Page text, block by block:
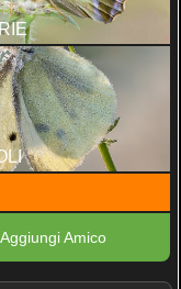
Aggiungi Amico